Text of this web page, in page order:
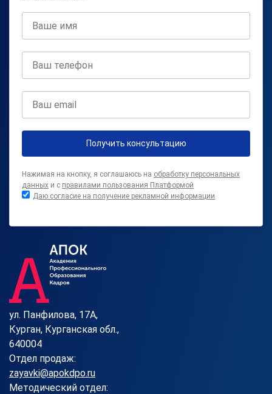
Получить консультацию
Нажимая на кнопку, я соглашаюсь на обработку персональных
данных и с правилами пользования Платформой
Даю согласие на получение рекламной информации
ул. Панфилова, 17А,
Курган, Курганская обл.,
640004
Отдел продаж:
zayavki@apokdpo.ru
Методический отдел: